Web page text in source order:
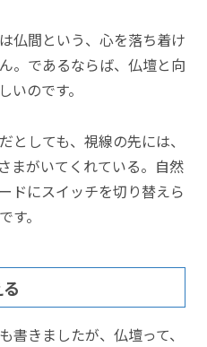
仏間という、心を落ち着け
。であるならば、仏壇と向
いのです。
としても、視線の先には、
まがいてくれている。自然
ドにスイッチを切り替えら
す。
書きましたが、仏壇って、